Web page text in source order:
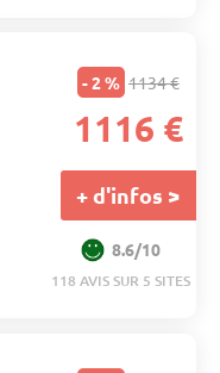
- 2 % 1134 €
1116 €
+ d'infos >
8.6/10
118 AVIS SUR 5 SITES